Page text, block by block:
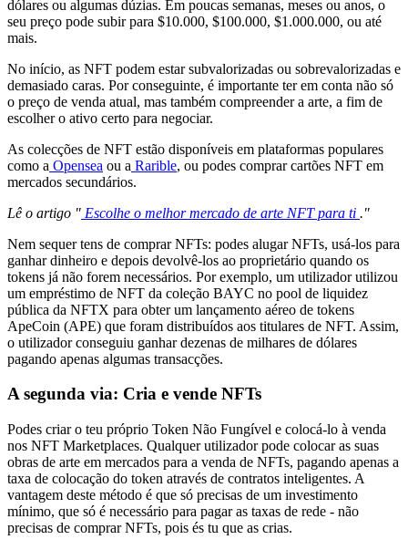
dólares ou algumas dúzias. Em poucas semanas, meses ou anos, o
seu preço pode subir para $10.000, $100.000, $1.000.000, ou até
mais.
No início, as NFT podem estar subvalorizadas ou sobrevalorizadas e
demasiado caras. Por conseguinte, é importante ter em conta não só
o preço de venda atual, mas também compreender a arte, a fim de
escolher o ativo certo para negociar.
As colecções de NFT estão disponíveis em plataformas populares
como a Opensea ou a Rarible, ou podes comprar cartões NFT em
mercados secundários.
Lê o artigo " Escolhe o melhor mercado de arte NFT para ti ."
Nem sequer tens de comprar NFTs: podes alugar NFTs, usá-los para
ganhar dinheiro e depois devolvê-los ao proprietário quando os
tokens já não forem necessários. Por exemplo, um utilizador utilizou
um empréstimo de NFT da coleção BAYC no pool de liquidez
pública da NFTX para obter um lançamento aéreo de tokens
ApeCoin (APE) que foram distribuídos aos titulares de NFT. Assim,
o utilizador conseguiu ganhar dezenas de milhares de dólares
pagando apenas algumas transacções.
A segunda via: Cria e vende NFTs
Podes criar o teu próprio Token Não Fungível e colocá-lo à venda
nos NFT Marketplaces. Qualquer utilizador pode colocar as suas
obras de arte em mercados para a venda de NFTs, pagando apenas a
taxa de colocação do token através de contratos inteligentes. A
vantagem deste método é que só precisas de um investimento
mínimo, que só é necessário para pagar as taxas de rede - não
precisas de comprar NFTs, pois és tu que as crias.